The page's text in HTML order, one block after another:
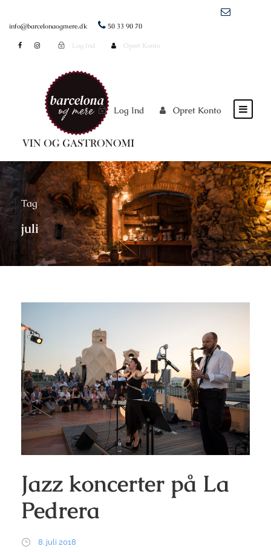
info@barcelonaogmere.dk 50 33 90 70
Log Ind Opret Konto
Log Ind Opret Konto
Tag
juli
Jazz koncerter på La
Pedrera
8. juli 2018